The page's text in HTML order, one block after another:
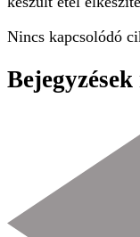
Nincs kapcsolódó